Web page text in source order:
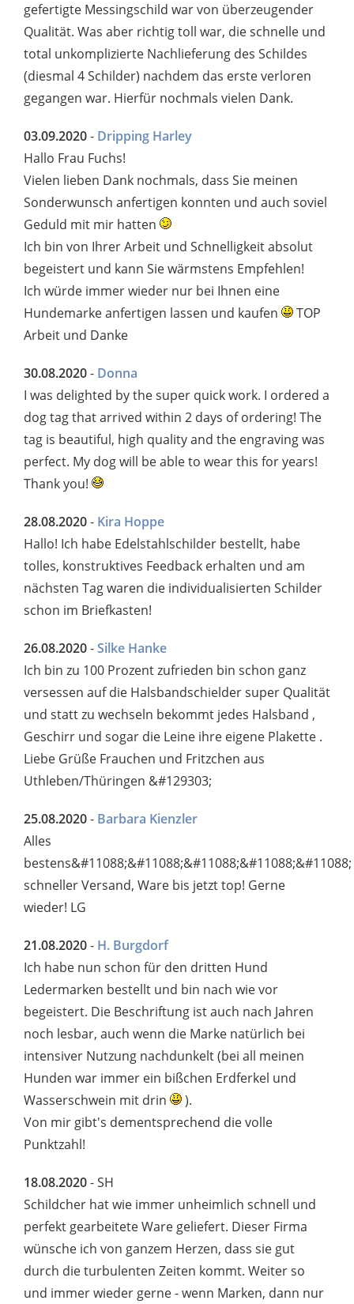
gefertigte Messingschild war von überzeugender
Qualität. Was aber richtig toll war, die schnelle und
total unkomplizierte Nachlieferung des Schildes
(diesmal 4 Schilder) nachdem das erste verloren
gegangen war. Hierfür nochmals vielen Dank.
03.09.2020- Dripping Harley
Hallo Frau Fuchs!
Vielen lieben Dank nochmals, dass Sie meinen
Sonderwunsch anfertigen konnten und auch soviel
Geduld mit mir hatten
Ich bin von Ihrer Arbeit und Schnelligkeit absolut
begeistert und kann Sie wärmstens Empfehlen!
Ich würde immer wieder nur bei Ihnen eine
Hundemarke anfertigen lassen und kaufen
TOP
Arbeit und Danke
30.08.2020- Donna
I was delighted by the super quick work. I ordered a
dog tag that arrived within 2 days of ordering! The
tag is beautiful, high quality and the engraving was
perfect. My dog will be able to wear this for years!
Thank you!
28.08.2020- Kira Hoppe
Hallo! Ich habe Edelstahlschilder bestellt, habe
tolles, konstruktives Feedback erhalten und am
nächsten Tag waren die individualisierten Schilder
schon im Briefkasten!
26.08.2020-Silke Hanke
Ich bin zu 100 Prozent zufrieden bin schon ganz
versessen auf die Halsbandschielder super Qualität
und statt zu wechseln bekommt jedes Halsband ,
Geschirr und sogar die Leine ihre eigene Plakette .
Liebe Grüße Frauchen und Fritzchen aus
Uthleben/Thüringen &#129303;
25.08.2020- Barbara Kienzler
Alles
bestens&#11088;&#11088;&#11088;&#11088;&#11088;
schneller Versand, Ware bis jetzt top! Gerne
wieder! LG
21.08.2020- H. Burgdorf
Ich habe nun schon für den dritten Hund
Ledermarken bestellt und bin nach wie vor
begeistert. Die Beschriftung ist auch nach Jahren
noch lesbar, auch wenn die Marke natürlich bei
intensiver Nutzung nachdunkelt (bei all meinen
Hunden war immer ein bißchen Erdferkel und
Wasserschwein mit drin
).
Von mir gibt's dementsprechend die volle
Punktzahl!
18.08.2020- SH
Schildcher hat wie immer unheimlich schnell und
perfekt gearbeitete Ware geliefert. Dieser Firma
wünsche ich von ganzem Herzen, dass sie gut
durch die turbulenten Zeiten kommt. Weiter so
und immer wieder gerne - wenn Marken, dann nur